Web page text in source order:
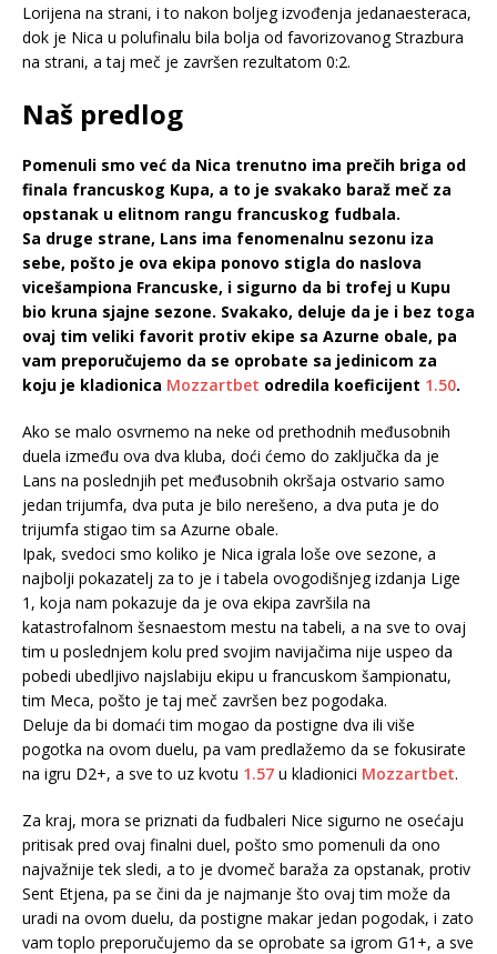
Lorijena na strani, i to nakon boljeg izvođenja jedanaesteraca,
dok je Nica u polufinalu bila bolja od favorizovanog Strazbura
na strani, a taj meč je završen rezultatom 0:2.
Naš predlog
Pomenuli smo već da Nica trenutno ima prečih briga od
finala francuskog Kupa, a to je svakako baraž meč za
opstanak u elitnom rangu francuskog fudbala.
Sa druge strane, Lans ima fenomenalnu sezonu iza
sebe, pošto je ova ekipa ponovo stigla do naslova
vicešampiona Francuske, i sigurno da bi trofej u Kupu
bio kruna sjajne sezone. Svakako, deluje da je i bez toga
ovaj tim veliki favorit protiv ekipe sa Azurne obale, pa
vam preporučujemo da se oprobate sa jedinicom za
koju je kladionica Mozzartbet odredila koeficijent 1.50.
Ako se malo osvrnemo na neke od prethodnih međusobnih
duela između ova dva kluba, doći ćemo do zaključka da je
Lans na poslednjih pet međusobnih okršaja ostvario samo
jedan trijumfa, dva puta je bilo nerešeno, a dva puta je do
trijumfa stigao tim sa Azurne obale.
Ipak, svedoci smo koliko je Nica igrala loše ove sezone, a
najbolji pokazatelj za to je i tabela ovogodišnjeg izdanja Lige
1, koja nam pokazuje da je ova ekipa završila na
katastrofalnom šesnaestom mestu na tabeli, a na sve to ovaj
tim u poslednjem kolu pred svojim navijačima nije uspeo da
pobedi ubedljivo najslabiju ekipu u francuskom šampionatu,
tim Meca, pošto je taj meč završen bez pogodaka.
Deluje da bi domaći tim mogao da postigne dva ili više
pogotka na ovom duelu, pa vam predlažemo da se fokusirate
na igru D2+, a sve to uz kvotu 1.57 u kladionici Mozzartbet.
Za kraj, mora se priznati da fudbaleri Nice sigurno ne osećaju
pritisak pred ovaj finalni duel, pošto smo pomenuli da ono
najvažnije tek sledi, a to je dvomeč baraža za opstanak, protiv
Sent Etjena, pa se čini da je najmanje što ovaj tim može da
uradi na ovom duelu, da postigne makar jedan pogodak, i zato
vam toplo preporučujemo da se oprobate sa igrom G1+, a sve